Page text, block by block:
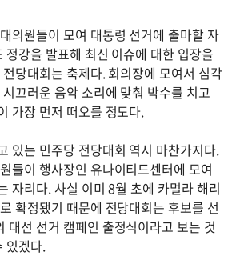
의원들이 모여 대통령 선거에 출마할 자
정강을 발표해 최신 이슈에 대한 입장을
당대회는 축제다. 회의장에 모여서 심각
끄러운 음악 소리에 맞춰 박수를 치고
가장 먼저 떠오를 정도다.
있는 민주당 전당대회 역시 마찬가지다.
들이 행사장인 유나이티드센터에 모여
자리다. 사실 이미 8월 초에 카멀라 해리
확정됐기 때문에 전당대회는 후보를 선
대선 선거 캠페인 출정식이라고 보는 것
있겠다.